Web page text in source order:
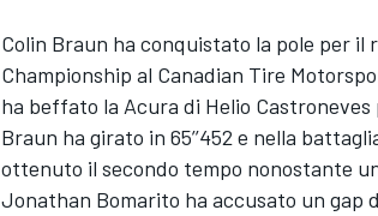
MONOPOSTO
Colin Braun ha conquistato la pole per il
Championship al Canadian Tire
ha beffato la Acura di Helio Castroneves
Braun ha girato in 65’’452 e nella
ottenuto il secondo tempo nonostante
Jonathan Bomarito ha accusato un gap